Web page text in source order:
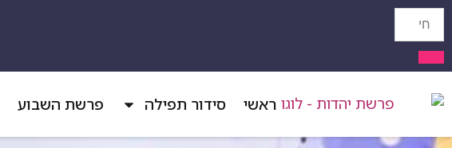
ראשי סידור תפילה פרשת השבוע